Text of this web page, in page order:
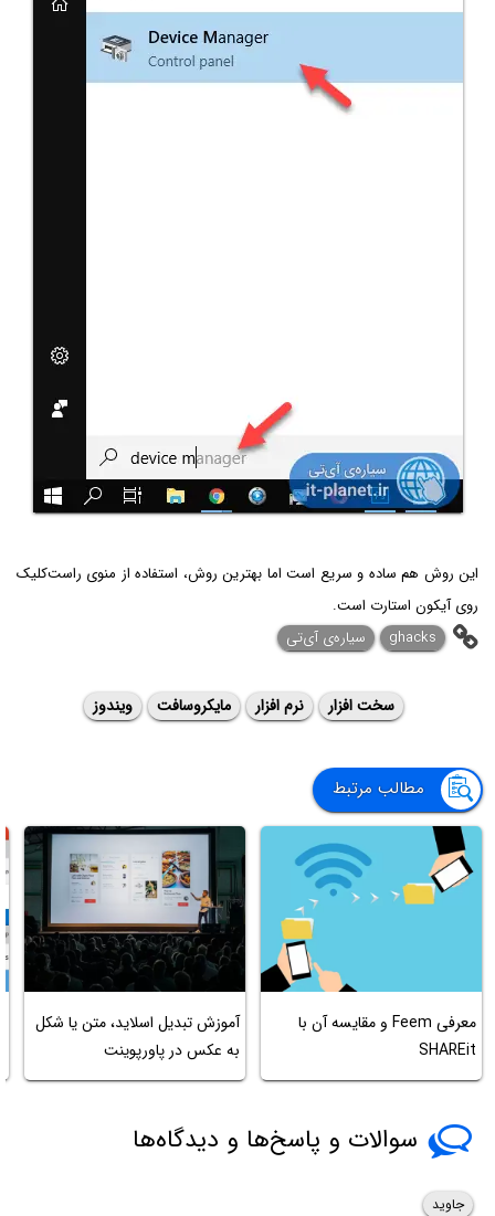
این روش هم ساده و سریع است اما بهترین روش، استفاده از منوی راست‌کلیک
روی آیکون استارت است.
ghacks
سیاره‌ی آی‌تی
سخت افزار نرم افزار مایکروسافت ویندوز
مطالب مرتبط
معرفی Feem و مقایسه آن با
SHAREit
آموزش تبدیل اسلاید، متن یا شکل
به عکس در پاورپوینت
سوالات و پاسخ‌ها و دیدگاه‌ها
جاوید